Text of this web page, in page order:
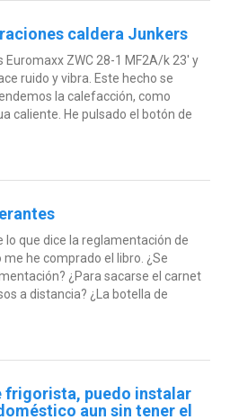
caldera Junkers
ZWC 28-1 MF2A/k 23' y
ruido y vibra. Este hecho se
la calefacción, como
caliente. He pulsado el botón de
lo que dice la reglamentación de
he comprado el libro. ¿Se
¿Para sacarse el carnet
a distancia? ¿La botella de
frigorista, puedo instalar
aun sin tener el